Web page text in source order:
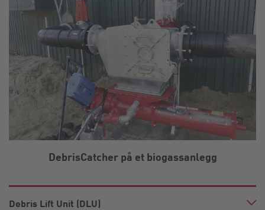
DebrisCatcher på et biogassanlegg
Debris Lift Unit (DLU)